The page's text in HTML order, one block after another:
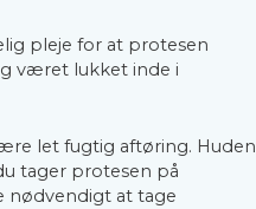
pleje for at protesen
været lukket inde i
let fugtig aftøring. Huden
tager protesen på
nødvendigt at tage